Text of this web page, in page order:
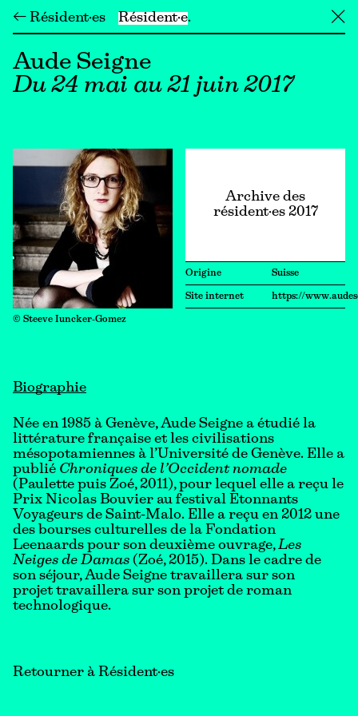
← Résident·es Résident·e ╳
Aude Seigne
Du 24 mai au 21 juin 2017
© Steeve Iuncker-Gomez
Archive des
résident·es 2017
Origine Suisse
Site internet https://
Biographie
Née en 1985 à Genève, Aude Seigne a étudié la
littérature française et les civilisations
mésopotamiennes à l’Université de Genève. Elle a
publié Chroniques de l’Occident nomade
(Paulette puis Zoé, 2011), pour lequel elle a reçu le
Prix Nicolas Bouvier au festival Etonnants
Voyageurs de Saint-Malo. Elle a reçu en 2012 une
des bourses culturelles de la Fondation
Leenaards pour son deuxième ouvrage,Les
Neiges de Damas (Zoé, 2015). Dans le cadre de
son séjour, Aude Seigne travaillera sur son
projet travaillera sur son projet de roman
technologique.
Retourner à Résident·es